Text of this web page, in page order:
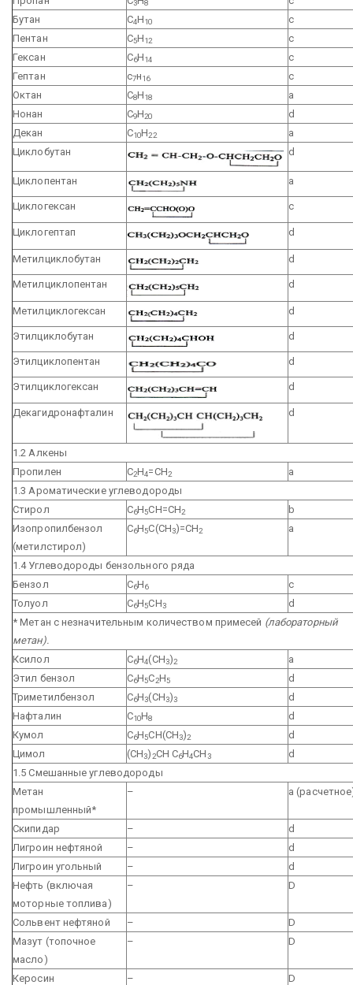
3 8
Бутан
С4Н10
с
Пентан
С5Н12
с
Гексан
С6Н14
с
Гептан
с7н16
с
Октан
С8H18
а
Нонан
С9Н20
d
Декан
С10Н22
а
Циклобутан
d
Циклопентан а
Циклогексан с
Циклогептап d
Метилциклобутан d
Метилциклопентан d
Метилциклогексан d
Этилциклобутан d
Этилциклопентан d
Этилциклогексан d
Декагидронафталин d
1.2 Алкены
Пропилен
С2Н4=СН2
a
1.3 Ароматические углеводороды
Стирол
С6Н5СН=СН2
b
Изопропилбензол
(метилстирол)
С6Н5С(СН3)=СН2 a
1.4 Углеводороды бензольного ряда
Бензол
С6Н6
с
Толуол
С6Н5СН3
d
* Метан с незначительным количеством примесей (лабораторный
метан).
Ксилол
С6Н4(СН3)2
а
Этил бензол
С6Н5С2Н5
d
Триметилбензол
С6Н3(СН3)3
d
Нафталин
С10Н8
d
Кумол
С6Н5СН(СН3)2
d
Цимол
(СН3)2СН С6Н4СН3
d
1.5 Смешанные углеводороды
Метан
промышленный*
– а
Скипидар –
d
Лигроин нефтяной
–
d
Лигроин угольный
–
d
Нефть (включая
моторные топлива)
– D
Сольвент нефтяной –
D
Мазут (топочное
масло)
– D
Керосин –
D